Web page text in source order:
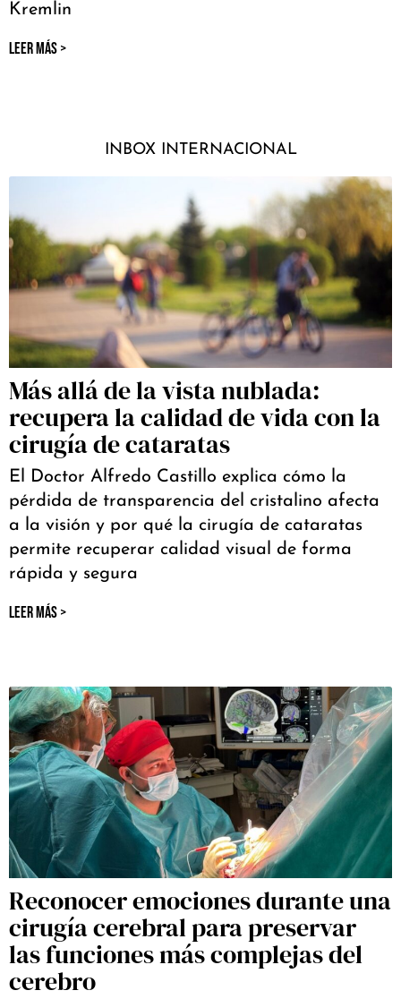
Kremlin
LEER MÁS >
INBOX INTERNACIONAL
Más allá de la vista nublada:
recupera la calidad de vida con la
cirugía de cataratas
El Doctor Alfredo Castillo explica cómo la
pérdida de transparencia del cristalino afecta
a la visión y por qué la cirugía de cataratas
permite recuperar calidad visual de forma
rápida y segura
LEER MÁS >
Reconocer emociones durante una
cirugía cerebral para preservar
las funciones más complejas del
cerebro